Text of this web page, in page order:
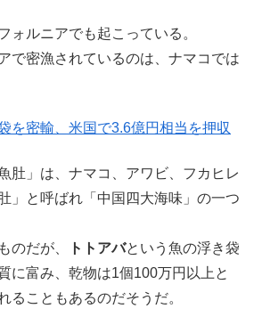
ォルニアでも起こっている。
で密漁されているのは、ナマコでは
を密輸、米国で3.6億円相当を押収
肚」は、ナマコ、アワビ、フカヒレ
」と呼ばれ「中国四大海味」の一つ
のだが、
トトアバという魚の浮き袋
に富み、乾物は1個100万円以上と
ることもあるのだそうだ。